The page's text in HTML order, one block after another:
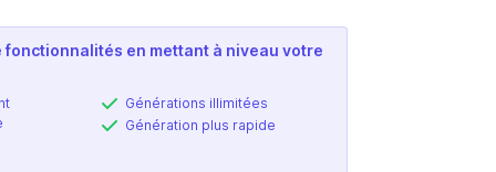
fonctionnalités en mettant à niveau votre
Générations illimitées
Génération plus rapide